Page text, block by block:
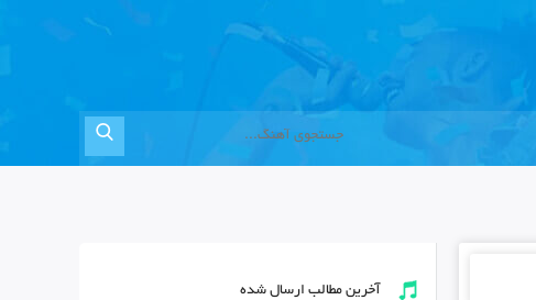
آخرین مطالب ارسال شده